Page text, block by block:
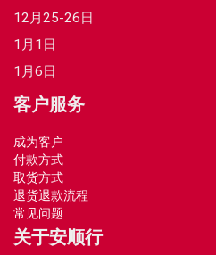
12月25-26日
1月1日
1月6日
客户服务
成为客户
付款方式
取货方式
退货退款流程
常见问题
关于安顺行